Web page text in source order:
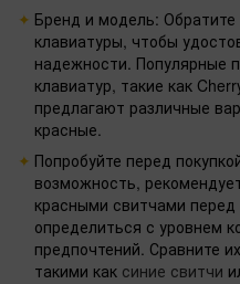
Бренд и модель:
клавиатуры, чтобы
надежности. Популярные
клавиатур, такие как
предлагают различные
красные.
Попробуйте перед
возможность,
красными свитчами
определиться с уровнем
предпочтений. Сравните
такими как синие свитчи